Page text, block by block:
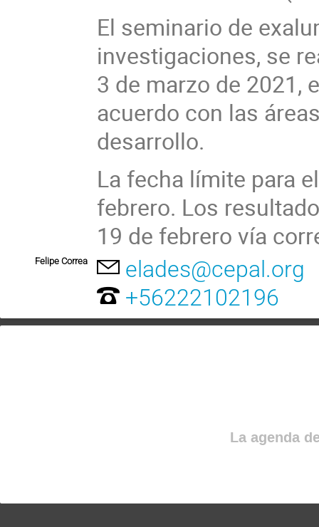
El seminario de
investigaciones, se
3 de marzo de 2021,
acuerdo con las
desarrollo.
La fecha límite para
febrero. Los
19 de febrero vía
Felipe Correa
elades@cepal.org
+56222102196
La agenda